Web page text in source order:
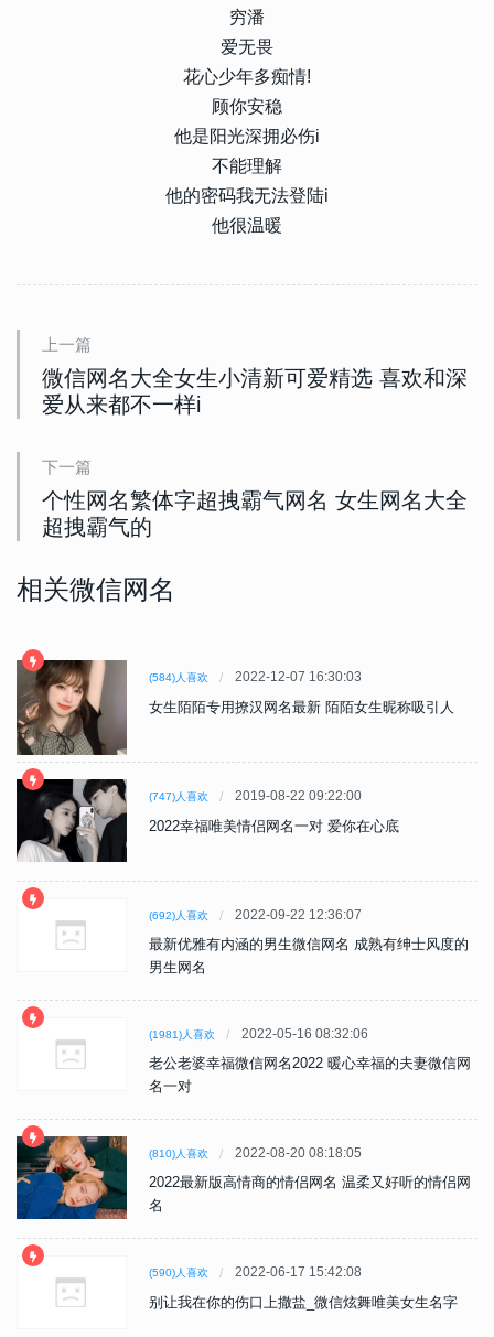
穷潘
爱无畏
花心少年多痴情!
顾你安稳
他是阳光深拥必伤i
不能理解
他的密码我无法登陆i
他很温暖
上一篇
微信网名大全女生小清新可爱精选 喜欢和深
爱从来都不一样i
下一篇
个性网名繁体字超拽霸气网名 女生网名大全
超拽霸气的
相关微信网名
(584)人喜欢 2022-12-07 16:30:03
女生陌陌专用撩汉网名最新 陌陌女生昵称吸引人
(747)人喜欢 2019-08-22 09:22:00
2022幸福唯美情侣网名一对 爱你在心底
(692)人喜欢 2022-09-22 12:36:07
最新优雅有内涵的男生微信网名 成熟有绅士风度的
男生网名
(1981)人喜欢 2022-05-16 08:32:06
老公老婆幸福微信网名2022 暖心幸福的夫妻微信网
名一对
(810)人喜欢 2022-08-20 08:18:05
2022最新版高情商的情侣网名 温柔又好听的情侣网
名
(590)人喜欢 2022-06-17 15:42:08
别让我在你的伤口上撒盐_微信炫舞唯美女生名字